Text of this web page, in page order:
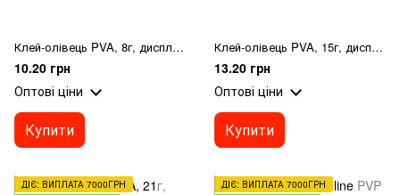
Клей-олівець PVA, 8г, дисплей Axent
10.20 грн
Оптові ціни
Купити
Клей-олівець PVA, 15г, дисплей Axent
13.20 грн
Оптові ціни
Купити
ДІЄ: ВИПЛАТА 7000ГРН
ДІЄ: ВИПЛАТА 7000ГРН